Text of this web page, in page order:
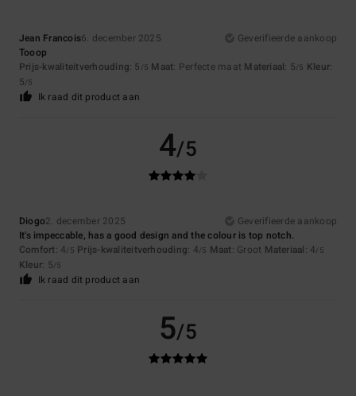
Jean Francois6. december 2025
Geverifieerde aankoop
Tooop
Prijs-kwaliteitverhouding: 5 /5 Maat: Perfecte maat Materiaal: 5/5 Kleur:
5/5
Ik raad dit product aan
4/5
Diogo2. december 2025
Geverifieerde aankoop
It's impeccable, has a good design and the colour is top notch.
Comfort: 4/5 Prijs-kwaliteitverhouding: 4/5 Maat: Groot Materiaal: 4/5
Kleur: 5/5
Ik raad dit product aan
5/5